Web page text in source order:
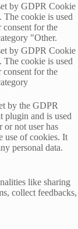
by GDPR Cookie
The cookie is used
consent for the
"Other.
by GDPR Cookie
The cookie is used
consent for the
by the GDPR
plugin and is used
or not user has
use of cookies. It
personal data.
like sharing
collect feedbacks,